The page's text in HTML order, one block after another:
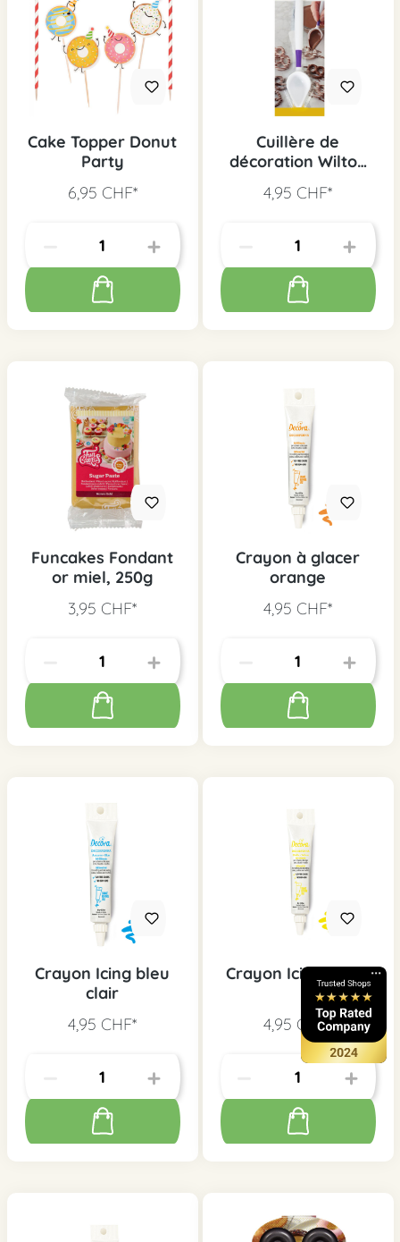
Cake Topper Donut
Party
6,95 CHF*
Cuillère de
décoration Wilton
4,95 CHF*
Funcakes Fondant
or miel, 250g
3,95 CHF*
Crayon à glacer
orange
4,95 CHF*
Crayon Icing bleu
clair
4,95 CHF*
Crayon Icing jaune
4,95 CHF*